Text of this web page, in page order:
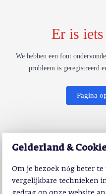
Gelderland &
Om je bezoek nóg beter
vergelijkbare technieken
Er is
We hebben een fout
probleem is geregistreerd
Pagina